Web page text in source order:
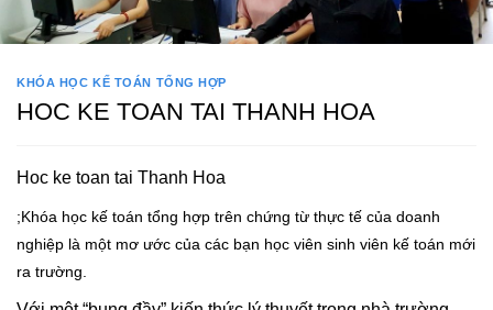
KHÓA HỌC KẾ TOÁN TỔNG HỢP
HOC KE TOAN TAI THANH HOA
Hoc ke toan tai Thanh Hoa
;Khóa học kế toán tổng hợp trên chứng từ thực tế của doanh
nghiệp là một mơ ước của các bạn học viên sinh viên kế toán mới
ra trường.